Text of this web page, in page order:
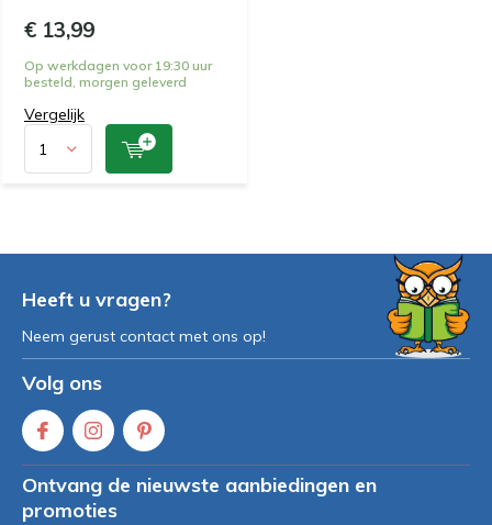
€ 13,99
Op werkdagen voor 19:30 uur
besteld, morgen geleverd
Vergelijk
Heeft u vragen?
Neem gerust contact met ons op!
Volg ons
Ontvang de nieuwste aanbiedingen en
promoties